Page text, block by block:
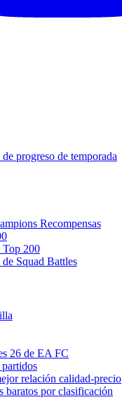
progreso de temporada
Recompensas
Top 200
de Squad Battles
26 de EA FC
relación calidad-precio
baratos por clasificación